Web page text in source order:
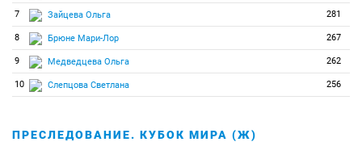
7 Зайцева Ольга 281
8 Брюне Мари-Лор 267
9 Медведцева Ольга 262
10 Слепцова Светлана 256
ПРЕСЛЕДОВАНИЕ. КУБОК МИРА (Ж)